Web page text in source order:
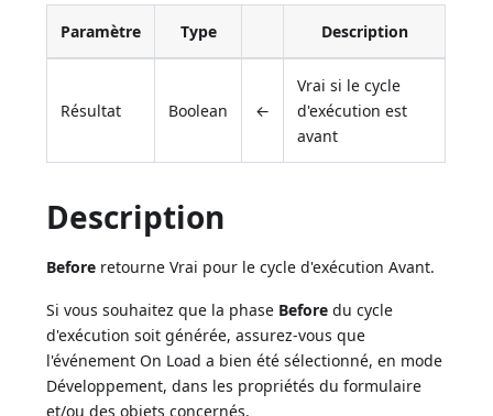
Paramètre Type Description
Résultat Boolean ←
Vrai si le cycle
d'exécution est
avant
Description
Before retourne Vrai pour le cycle d'exécution Avant.
Si vous souhaitez que la phase Before du cycle
d'exécution soit générée, assurez-vous que
l'événement On Load a bien été sélectionné, en mode
Développement, dans les propriétés du formulaire
et/ou des objets concernés.